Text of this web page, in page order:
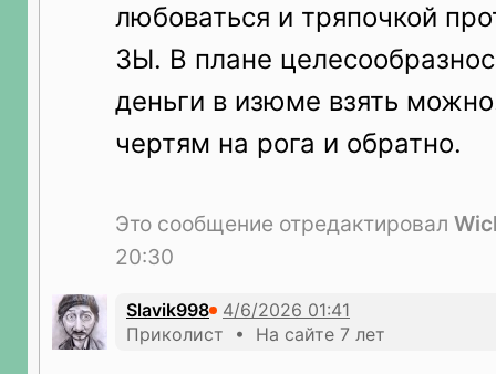
любоваться и тряпочкой
ЗЫ. В плане
деньги в изюме взять
чертям на рога и обратно.
Это сообщение отредактировал
20:30
Slavik998
Приколист • На сайте 7 лет